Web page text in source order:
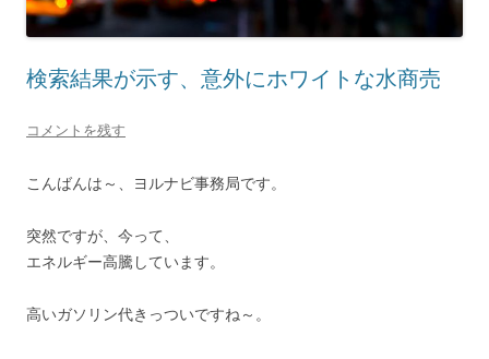
検索結果が示す、意外にホワイトな水商売
コメントを残す
こんばんは～、ヨルナビ事務局です。
突然ですが、今って、
エネルギー高騰しています。
高いガソリン代きっついですね～。